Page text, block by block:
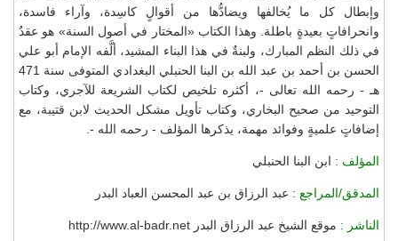
وإبطال كل ما يُخالفها ويضادُّها من أقوالٍ كاسِدة، وآراء فاسدة،
وانحرافاتٍ بعيدةٍ باطلة. وهذا الكتاب «المختار في أصول السنة» هو عقدٌ
في ذلك النظم المبارك، ولبنةٌ في هذا البناء المشيد، ألَّفه الإمام أبو علي
الحسن بن أحمد بن عبد الله بن البنا الحنبلي البغدادي المتوفى سنة 471
هـ - رحمه الله تعالى -، أكثره تلخيص لكتاب الشريعة للآجري، وكتاب
التوحيد من صحيح البخاري، وكتاب تأويل مشكل الحديث لابن قتيبة، مع
إضافاتٍ علميةٍ وفوائد مهمة، يذكرها المؤلف - رحمه الله -.
المؤلف : ابن البنا الحنبلي
المدقق/المراجع : عبد الرزاق بن عبد المحسن العباد البدر
الناشر : موقع الشيخ عبد الرزاق البدر http://www.al-badr.net